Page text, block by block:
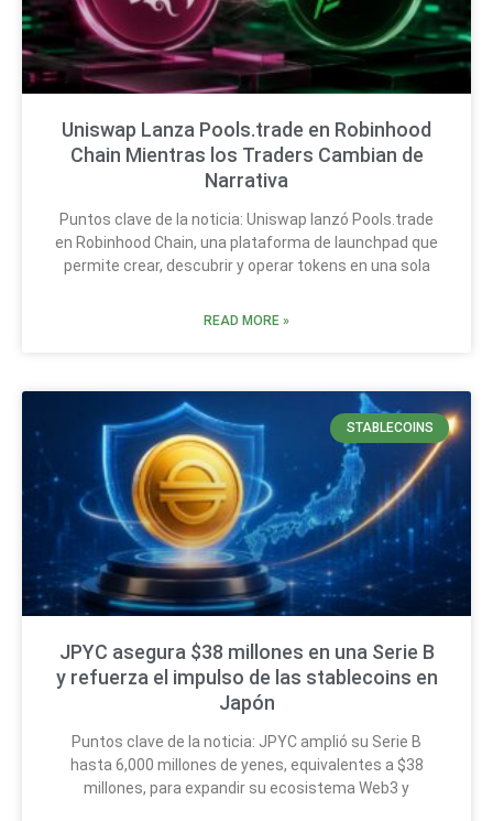
Uniswap Lanza Pools.trade en Robinhood
Chain Mientras los Traders Cambian de
Narrativa
Puntos clave de la noticia: Uniswap lanzó Pools.trade
en Robinhood Chain, una plataforma de launchpad que
permite crear, descubrir y operar tokens en una sola
READ MORE »
STABLECOINS
JPYC asegura $38 millones en una Serie B
y refuerza el impulso de las stablecoins en
Japón
Puntos clave de la noticia: JPYC amplió su Serie B
hasta 6,000 millones de yenes, equivalentes a $38
millones, para expandir su ecosistema Web3 y